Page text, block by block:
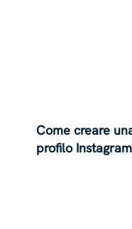
Come creare
profilo